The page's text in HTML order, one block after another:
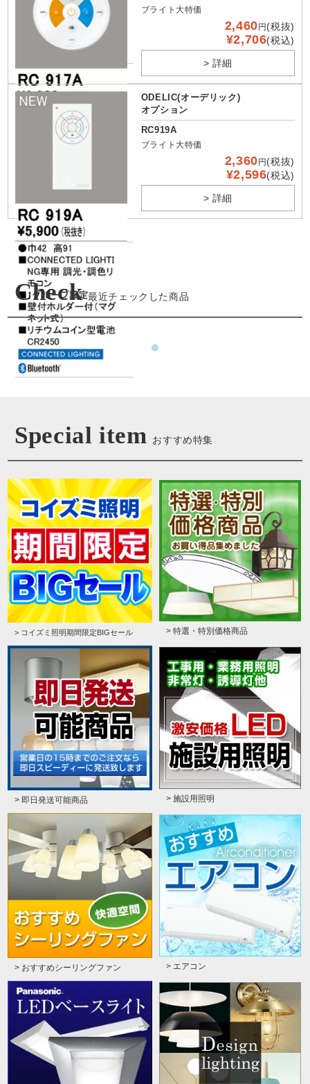
ブライト大特価
2,460 円 (税抜)
¥2,706(税込)
> 詳細
ODELIC(オーデリック)
オプション
RC919A
ブライト大特価
2,360 円 (税抜)
¥2,596(税込)
> 詳細
Check 最近チェックした商品
Special item おすすめ特集
> コイズミ照明期間限定BIGセール > 特選・特別価格商品
> 即日発送可能商品 > 施設用照明
> おすすめシーリングファン > エアコン